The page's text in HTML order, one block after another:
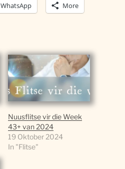
WhatsApp More
Nuusflitse vir die Week
43+ van 2024
19 Oktober 2024
In "Flitse"